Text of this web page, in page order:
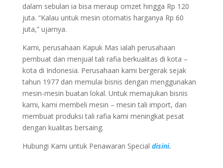
dalam sebulan ia bisa meraup omzet hingga Rp 120
juta. “Kalau untuk mesin otomatis harganya Rp 60
juta,” ujarnya.
Kami, perusahaan Kapuk Mas ialah perusahaan
pembuat dan menjual tali rafia berkualitas di kota –
kota di Indonesia. Perusahaan kami bergerak sejak
tahun 1977 dan memulai bisnis dengan menggunakan
mesin-mesin buatan lokal. Untuk memajukan bisnis
kami, kami membeli mesin – mesin tali import, dan
membuat produksi tali rafia kami meningkat pesat
dengan kualitas bersaing.
Hubungi Kami untuk Penawaran Special disini.